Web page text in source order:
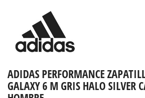
ADIDAS PERFORMANCE
GALAXY 6 M GRIS HALO SILVER